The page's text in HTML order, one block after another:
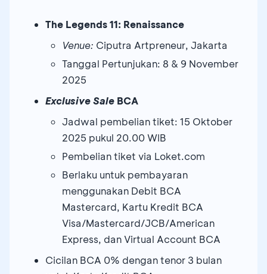
The Legends 11: Renaissance
Venue: Ciputra Artpreneur, Jakarta
Tanggal Pertunjukan: 8 & 9 November
2025
Exclusive Sale BCA
Jadwal pembelian tiket: 15 Oktober
2025 pukul 20.00 WIB
Pembelian tiket via Loket.com
Berlaku untuk pembayaran
menggunakan Debit BCA
Mastercard, Kartu Kredit BCA
Visa/Mastercard/JCB/American
Express, dan Virtual Account BCA
Cicilan BCA 0% dengan tenor 3 bulan